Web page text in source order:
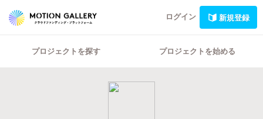
ログイン 新規登録
プロジェクトを探す プロジェクトを始める